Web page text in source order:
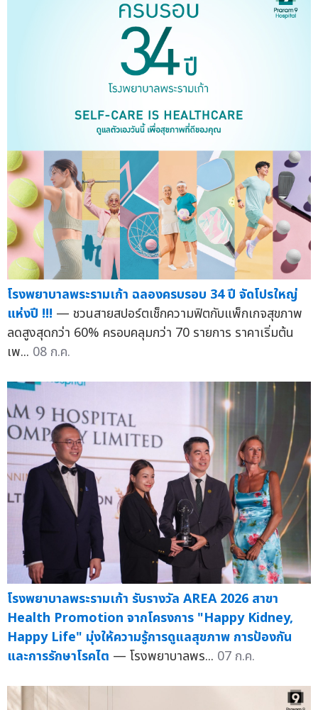
โรงพยาบาลพระรามเก้า ฉลองครบรอบ 34 ปี จัดโปรใหญ่
แห่งปี !!! — ชวนสายสปอร์ตเช็กความฟิตกับแพ็กเกจสุขภาพ
ลดสูงสุดกว่า 60% ครอบคลุมกว่า 70 รายการ ราคาเริ่มต้น
เพ... 08 ก.ค.
โรงพยาบาลพระรามเก้า รับรางวัล AREA 2026 สาขา
Health Promotion จากโครงการ "Happy Kidney,
Happy Life" มุ่งให้ความรู้การดูแลสุขภาพ การป้องกัน
และการรักษาโรคไต — โรงพยาบาลพร... 07 ก.ค.